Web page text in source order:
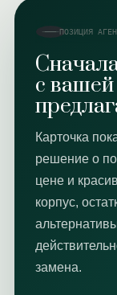
ПОЗИЦИЯ
с
Карточка
решение о
цене и
корпус,
замена.